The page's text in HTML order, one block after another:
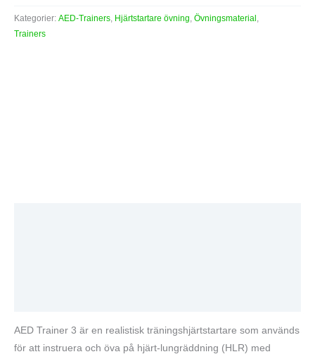
Kategorier: AED-Trainers, Hjärtstartare övning, Övningsmaterial ,
Trainers
AED Trainer 3 är en realistisk träningshjärtstartare som används
för att instruera och öva på hjärt-lungräddning (HLR) med